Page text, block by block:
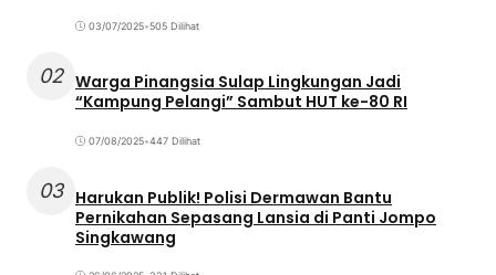
03/07/2025•505 Dilihat
02 Warga Pinangsia Sulap Lingkungan Jadi
“Kampung Pelangi” Sambut HUT ke-80 RI
07/08/2025•447 Dilihat
03 Harukan Publik! Polisi Dermawan Bantu
Pernikahan Sepasang Lansia di Panti Jompo
Singkawang